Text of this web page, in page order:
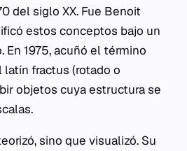
del siglo XX. Fue Benoit
estos conceptos bajo un
En 1975, acuñó el término
latín fractus (rotado o
objetos cuya estructura se
sino que visualizó. Su